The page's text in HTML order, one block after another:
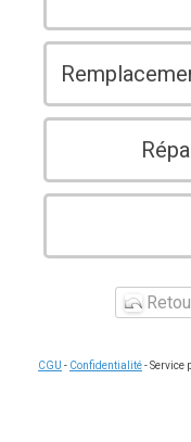
CGU - Confidentialité- Service